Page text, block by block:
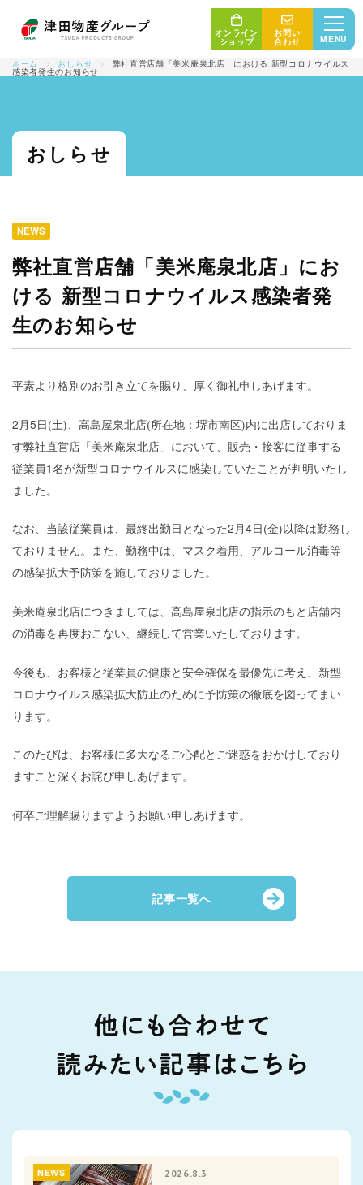
産地・生産者
販売者・消費者
会社概要
コンセプト
プライバシーポリシー
オンライン
ショップ
お問い
合わせ
MENU
ホーム
> おしらせ > 弊社直営店舗「美米庵泉北店」における 新型コロナウイルス
感染者発生のお知らせ
おしらせ
NEWS
弊社直営店舗「美米庵泉北店」にお
ける 新型コロナウイルス感染者発
生のお知らせ
平素より格別のお引き立てを賜り、厚く御礼申しあげます。
2月5日(土)、高島屋泉北店(所在地：堺市南区)内に出店しておりま
す弊社直営店「美米庵泉北店」において、販売・接客に従事する
従業員1名が新型コロナウイルスに感染していたことが判明いたし
ました。
なお、当該従業員は、最終出勤日となった2月4日(金)以降は勤務し
ておりません。また、勤務中は、マスク着用、アルコール消毒等
の感染拡大予防策を施しておりました。
美米庵泉北店につきましては、高島屋泉北店の指示のもと店舗内
の消毒を再度おこない、継続して営業いたしております。
今後も、お客様と従業員の健康と安全確保を最優先に考え、新型
コロナウイルス感染拡大防止のために予防策の徹底を図ってまい
ります。
このたびは、お客様に多大なるご心配とご迷惑をおかけしており
ますこと深くお詫び申しあげます。
何卒ご理解賜りますようお願い申しあげます。
記事一覧へ
NEWS 2026.8.3